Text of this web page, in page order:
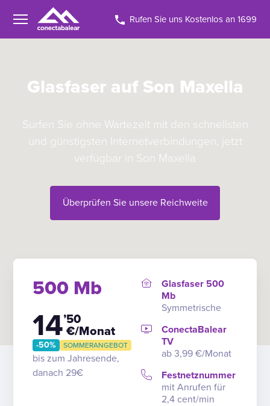
Rufen Sie uns Kostenlos an 1699
Glasfaser auf Son Maxella
Surfen Sie ohne Wartezeit mit den schnellsten
und günstigsten Internetverbindungen, jetzt
verfügbar in Son Maxella
Überprüfen Sie unsere Reichweite
500 Mb
14’50
€/Monat
-50% SOMMERANGEBOT
bis zum Jahresende,
danach 29€
Glasfaser 500
Mb
Symmetrische
ConectaBalear
TV
ab 3,99 €/Monat
Festnetznummer
mit Anrufen für
2,4 cent/min